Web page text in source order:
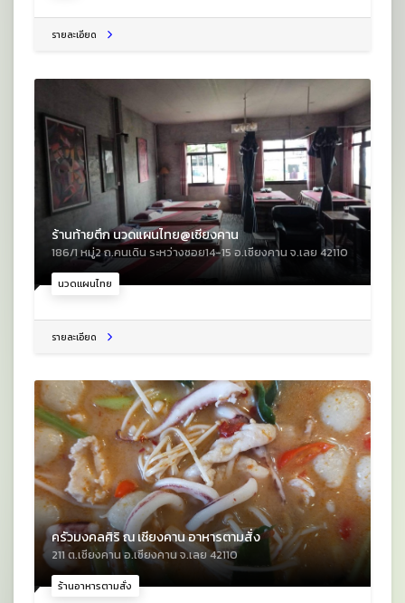
รายละเอียด
นวดแผนไทย
ร้านท้ายตึก นวดแผนไทย@เชียงคาน
186/1 หมู่2 ถ.คนเดิน ระหว่างซอย14-15 อ.เชียงคาน จ.เลย 42110
รายละเอียด
ร้านอาหารตามสั่ง
ครัวมงคลศิริ ณ เชียงคาน อาหารตามสั่ง
211 ต.เชียงคาน อ.เชียงคาน จ.เลย 42110